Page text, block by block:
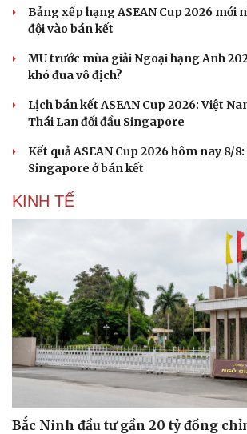
Văn học
Âm nhạc
Di sản
Nghệ sĩ
Thời trang
Sao Việt
Bảng xếp hạng ASEAN Cup 2026 mới
đội vào bán kết
MU trước mùa giải Ngoại hạng Anh
khó đua vô địch?
Lịch bán kết ASEAN Cup 2026: Việt
Thái Lan đối đầu Singapore
Kết quả ASEAN Cup 2026 hôm nay 8/
Singapore ở bán kết
KINH TẾ
Bắc Ninh đầu tư gần 20 tỷ đồng